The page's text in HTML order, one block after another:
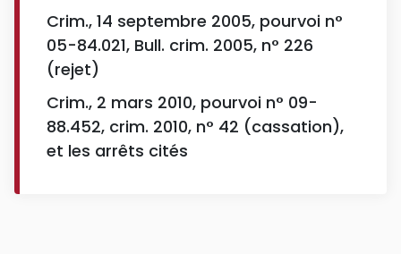
Crim., 14 septembre 2005, pourvoi n°
05-84.021, Bull. crim. 2005, n° 226
(rejet)
Crim., 2 mars 2010, pourvoi n° 09-
88.452, crim. 2010, n° 42 (cassation),
et les arrêts cités